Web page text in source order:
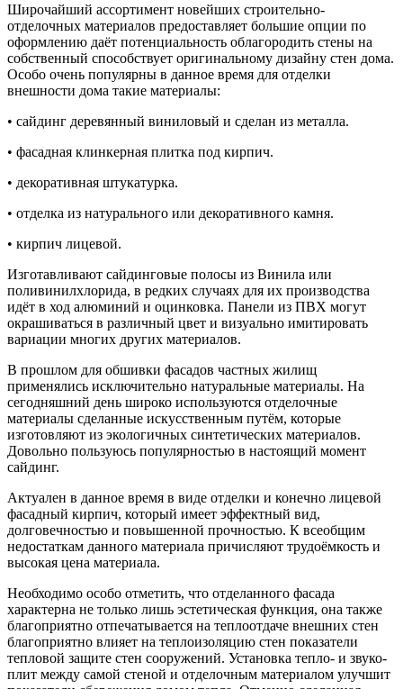
Широчайший ассортимент новейших строительно-
отделочных материалов предоставляет большие опции по
оформлению даёт потенциальность облагородить стены на
собственный способствует оригинальному дизайну стен дома.
Особо очень популярны в данное время для отделки
внешности дома такие материалы:
• сайдинг деревянный виниловый и сделан из металла.
• фасадная клинкерная плитка под кирпич.
• декоративная штукатурка.
• отделка из натурального или декоративного камня.
• кирпич лицевой.
Изготавливают сайдинговые полосы из Винила или
поливинилхлорида, в редких случаях для их производства
идёт в ход алюминий и оцинковка. Панели из ПВХ могут
окрашиваться в различный цвет и визуально имитировать
вариации многих других материалов.
В прошлом для обшивки фасадов частных жилищ
применялись исключительно натуральные материалы. На
сегодняшний день широко используются отделочные
материалы сделанные искусственным путём, которые
изготовляют из экологичных синтетических материалов.
Довольно пользуюсь популярностью в настоящий момент
сайдинг.
Актуален в данное время в виде отделки и конечно лицевой
фасадный кирпич, который имеет эффектный вид,
долговечностью и повышенной прочностью. К всеобщим
недостаткам данного материала причисляют трудоёмкость и
высокая цена материала.
Необходимо особо отметить, что отделанного фасада
характерна не только лишь эстетическая функция, она также
благоприятно отпечатывается на теплоотдаче внешних стен
благоприятно влияет на теплоизоляцию стен показатели
тепловой защите стен сооружений. Установка тепло- и звуко-
плит между самой стеной и отделочным материалом улучшит